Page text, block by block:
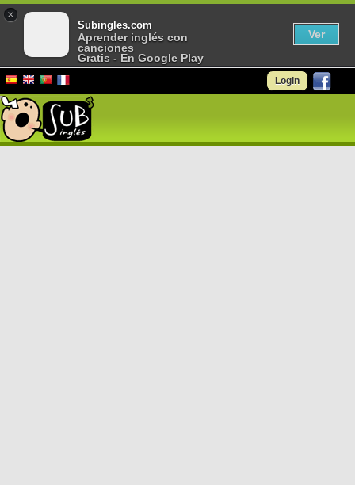
Login
×
Subingles.com
Aprender inglés con
canciones
Gratis - En Google Play
Ver